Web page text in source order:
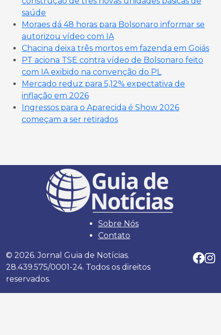
saúde
Moraes dá 48 horas para Bolsonaro informar se
autorizou vídeo com IA
Chacina deixa três mortos em fazenda em Goiás
PT aciona TSE contra vídeo de Bolsonaro feito
com IA exibido na convenção do PL
Mercado reduz para 5,12% expectativa de
inflação em 2026
Ingressos para o Aparecida é Show 2026
começam a ser retirados
Sobre Nós
Contato
© 2026. Jornal Guia de Notícias.
28.439.575/0001-24. Todos os direitos
reservados.